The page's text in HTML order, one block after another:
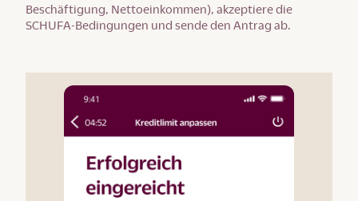
Beschäftigung, Nettoeinkommen), akzeptiere die
SCHUFA-Bedingungen und sende den Antrag ab.